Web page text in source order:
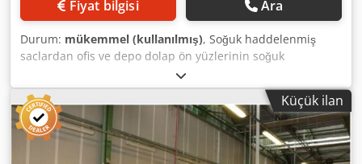
Fiyat bilgisi Ara
Durum: mükemmel (kullanılmış), Soğuk haddelenmiş
saclardan ofis ve depo dolap ön yüzlerinin soğuk
haddelenmesi için merdaneli bir profil hattı. Merdane
merkez mesafesi: 140 mm, Merdane çapı: 45 mm, Kama
kanalı: 12 mm. Tesis, merdane setlerini 1500 mm'ye kadar
açabilen bir elektrikli sisteme sahiptir. Tesis elektrikle
çalışmaktadır. Crjdpjwxv H Dofx Alfsf
Küçük ilan